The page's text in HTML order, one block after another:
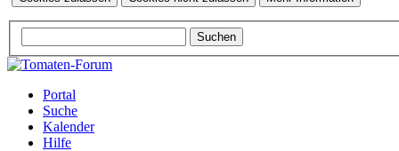
Portal
Suche
Kalender
Hilfe